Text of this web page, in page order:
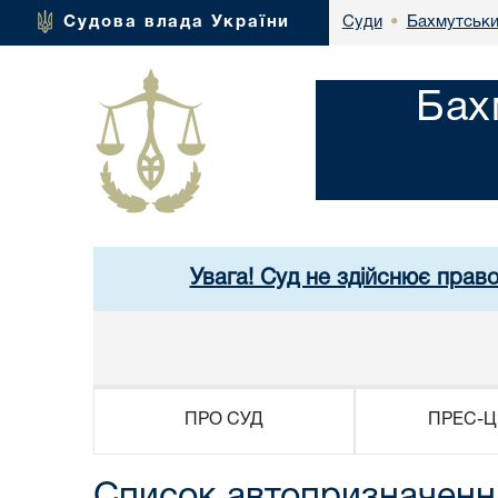
Судова влада України Суди •
Увага! Суд не здійснює
ПРО СУД ПРЕС-